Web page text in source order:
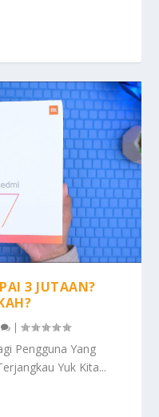
3 JUTAAN?
|
Pengguna Yang
Yuk Kita...